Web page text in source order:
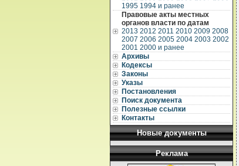
1995 1994 и ранее
Правовые акты местных
органов власти по датам
2013 2012 2011 2010 2009 2008
2007 2006 2005 2004 2003 2002
2001 2000 и ранее
Архивы
Кодексы
Законы
Указы
Постановления
Поиск документа
Полезные ссылки
Контакты
Новые документы
Реклама